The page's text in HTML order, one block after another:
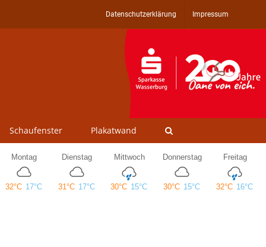
Datenschutzerklärung Impressum
Schaufenster Plakatwand